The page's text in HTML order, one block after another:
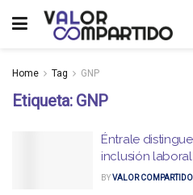
Home Tag GNP
Etiqueta: GNP
Éntrale
inclusión laboral
BYVALOR COMPARTIDO